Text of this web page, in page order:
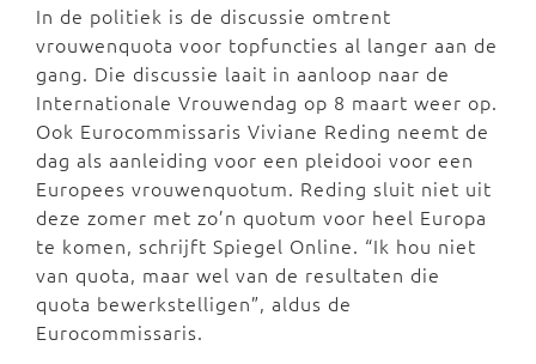
In de politiek is de discussie omtrent
vrouwenquota voor topfuncties al langer aan de
gang. Die discussie laait in aanloop naar de
Internationale Vrouwendag op 8 maart weer op.
Ook Eurocommissaris Viviane Reding neemt de
dag als aanleiding voor een pleidooi voor een
Europees vrouwenquotum. Reding sluit niet uit
deze zomer met zo’n quotum voor heel Europa
te komen, schrijft Spiegel Online. “Ik hou niet
van quota, maar wel van de resultaten die
quota bewerkstelligen”, aldus de
Eurocommissaris.